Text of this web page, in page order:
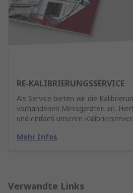
RE-KALIBRIERUNGSSERVICE
Als Service bieten wir die
vorhandenen Messgeräten an.
und einfach unseren
Mehr Infos
Verwandte Links